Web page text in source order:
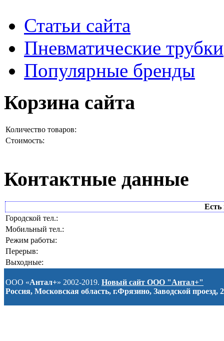
Статьи сайта
Пневматические трубки
Популярные бренды
Корзина сайта
Количество товаров:
Стоимость:
Контактные данные
Есть
Городской тел.:
Мобильный тел.:
Режим работы:
Перерыв:
Выходные:
ООО «Антал+» 2002-2019. Новый сайт ООО "Антал+"
Россия, Московская область, г.Фрязино, Заводской проезд, 2